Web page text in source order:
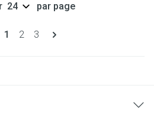
Pages
Vous lisez actuellement la page
1 Page
2 Page
3
par page